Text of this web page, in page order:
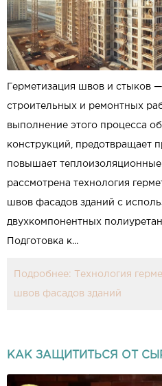
Герметизация швов и стыков
строительных и ремонтных
выполнение этого процесса
конструкций, предотвращает
повышает теплоизоляционные
рассмотрена технология
швов фасадов зданий с
двухкомпонентных
Подготовка к...
Подробнее: Технология
швов фасадов зданий
КАК ЗАЩИТИТЬСЯ ОТ